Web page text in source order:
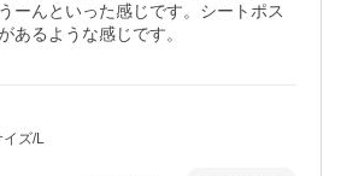
ーんといった感じです。シートポス
あるような感じです。
イズ/L